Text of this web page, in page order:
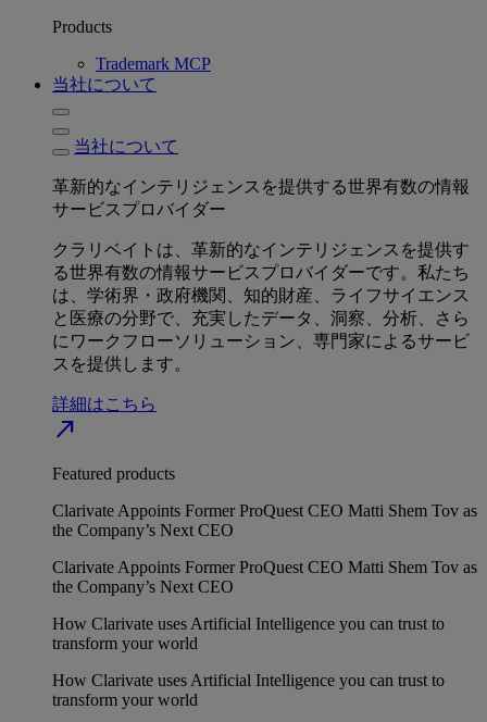
Products
Trademark MCP
当社について
当社について
革新的なインテリジェンスを提供する世界有数の情報
サービスプロバイダー
クラリベイトは、革新的なインテリジェンスを提供す
る世界有数の情報サービスプロバイダーです。私たち
は、学術界・政府機関、知的財産、ライフサイエンス
と医療の分野で、充実したデータ、洞察、分析、さら
にワークフローソリューション、専門家によるサービ
スを提供します。
詳細はこちら
north_east
Featured products
Clarivate Appoints Former ProQuest CEO Matti Shem Tov as
the Company’s Next CEO
Clarivate Appoints Former ProQuest CEO Matti Shem Tov as
the Company’s Next CEO
How Clarivate uses Artificial Intelligence you can trust to
transform your world
How Clarivate uses Artificial Intelligence you can trust to
transform your world